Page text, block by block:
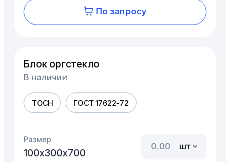
По запросу
Блок оргстекло
В наличии
ТОСН ГОСТ 17622-72
Размер
100х300х700
шт